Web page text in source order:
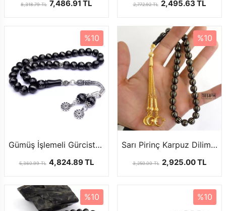
8,318.79 TL 7,486.91 TL 2,772.92 TL 2,495.63 TL
%10
Gümüş İşlemeli Gürcistan Oltu Tesbih
5,360.99 TL 4,824.89 TL
%10
Sarı Pirinç Karpuz Dilim İşlemeli Oltu Tesbih
3,250.00 TL 2,925.00 TL
%10 %10